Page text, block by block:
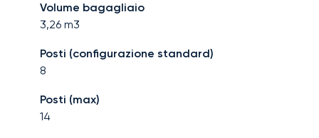
Volume bagagliaio
3,26 m3
Posti (configurazione standard)
8
Posti (max)
14